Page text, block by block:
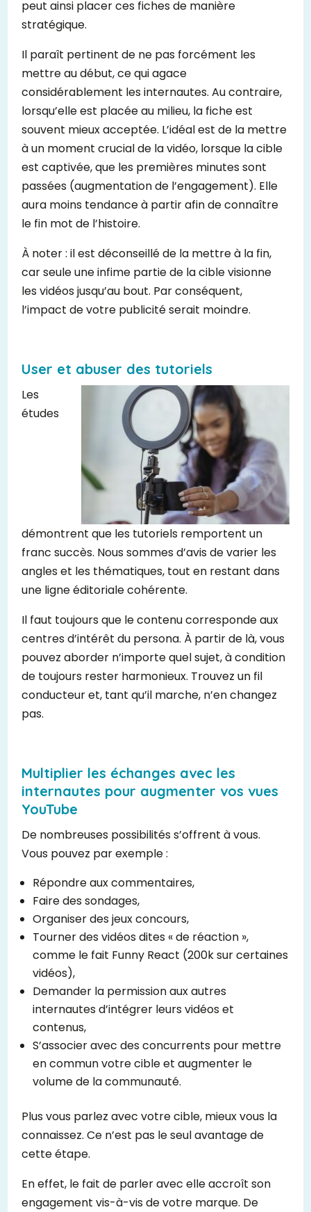
peut ainsi placer ces fiches de manière
stratégique.
Il paraît pertinent de ne pas forcément les
mettre au début, ce qui agace
considérablement les internautes. Au contraire,
lorsqu’elle est placée au milieu, la fiche est
souvent mieux acceptée. L’idéal est de la mettre
à un moment crucial de la vidéo, lorsque la cible
est captivée, que les premières minutes sont
passées (augmentation de l’engagement). Elle
aura moins tendance à partir afin de connaître
le fin mot de l’histoire.
À noter : il est déconseillé de la mettre à la fin,
car seule une infime partie de la cible visionne
les vidéos jusqu’au bout. Par conséquent,
l’impact de votre publicité serait moindre.
User et abuser des tutoriels
Les
études
démontrent que les tutoriels remportent un
franc succès. Nous sommes d’avis de varier les
angles et les thématiques, tout en restant dans
une ligne éditoriale cohérente.
Il faut toujours que le contenu corresponde aux
centres d’intérêt du persona. À partir de là, vous
pouvez aborder n’importe quel sujet, à condition
de toujours rester harmonieux. Trouvez un fil
conducteur et, tant qu’il marche, n’en changez
pas.
Multiplier les échanges avec les
internautes pour augmenter vos vues
YouTube
De nombreuses possibilités s’offrent à vous.
Vous pouvez par exemple :
Répondre aux commentaires,
Faire des sondages,
Organiser des jeux concours,
Tourner des vidéos dites « de réaction »,
comme le fait Funny React (200k sur certaines
vidéos),
Demander la permission aux autres
internautes d’intégrer leurs vidéos et
contenus,
S’associer avec des concurrents pour mettre
en commun votre cible et augmenter le
volume de la communauté.
Plus vous parlez avec votre cible, mieux vous la
connaissez. Ce n’est pas le seul avantage de
cette étape.
En effet, le fait de parler avec elle accroît son
engagement vis-à-vis de votre marque. De